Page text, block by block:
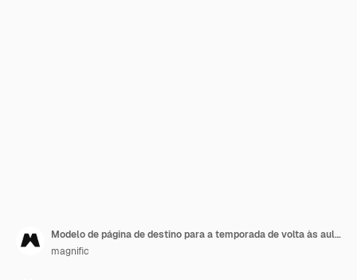
Modelo de página de destino para a temporada de volta às aulas
magnific